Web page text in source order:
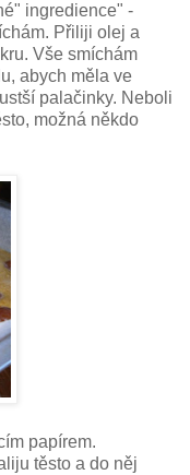
ingredience" -
Přiliji olej a
Vše smíchám
abych měla ve
palačinky. Neboli
možná někdo
papírem.
těsto a do něj